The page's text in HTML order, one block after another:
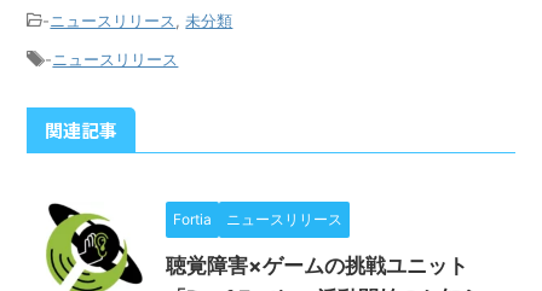
-ニュースリリース ,未分類
-ニュースリリース
関連記事
Fortia ニュースリリース
聴覚障害×ゲームの挑戦ユニット